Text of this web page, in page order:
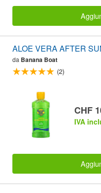
ALOE VERA AFTER
da Banana Boat
(2)
CHF
IVA